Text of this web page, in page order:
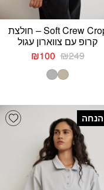
Soft Crew Crop – חולצת
קרופ עם צווארון עגול
₪249
המחיר
המקורי
היה:
₪100